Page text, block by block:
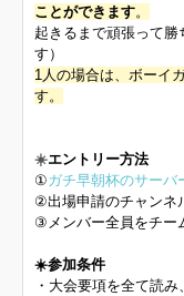
ことができます。
起きるまで頑張って勝
す）
1人の場合は、ボーイ
す。
☀️エントリー方法
①ガチ早朝杯のサーバ
②出場申請のチャンネ
③メンバー全員をチー
☀️参加条件
・大会要項を